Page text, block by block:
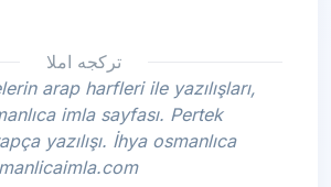
تركجه املا
arap harfleri ile yazılışları,
imla sayfası. Pertek
yazılışı. İhya osmanlıca